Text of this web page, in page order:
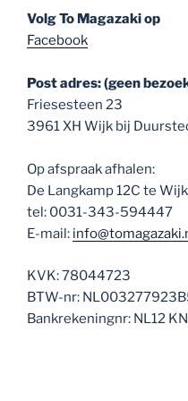
Volg To Magazaki op
Facebook
Post adres: (geen
Friesesteen 23
3961 XH Wijk bij
Op afspraak afhalen:
De Langkamp 12C te
tel: 0031-343-594447
E-mail:
KVK: 78044723
BTW-nr:
Bankrekeningnr: NL12